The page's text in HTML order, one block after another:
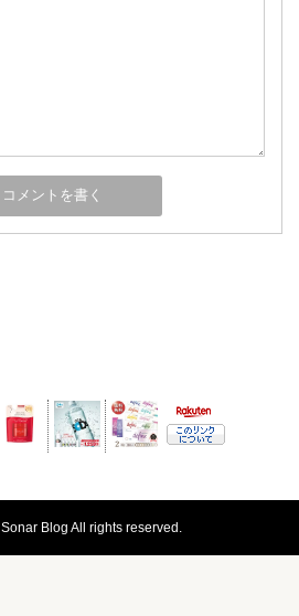
Sonar Blog All rights reserved.